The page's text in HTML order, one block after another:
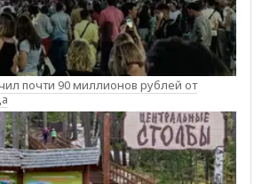
почти 90 миллионов рублей от